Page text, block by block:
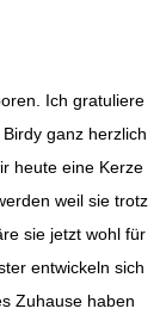
Ich gratuliere
ganz herzlich
heute eine Kerze
weil sie trotz
sie jetzt wohl für
entwickeln sich
Zuhause haben